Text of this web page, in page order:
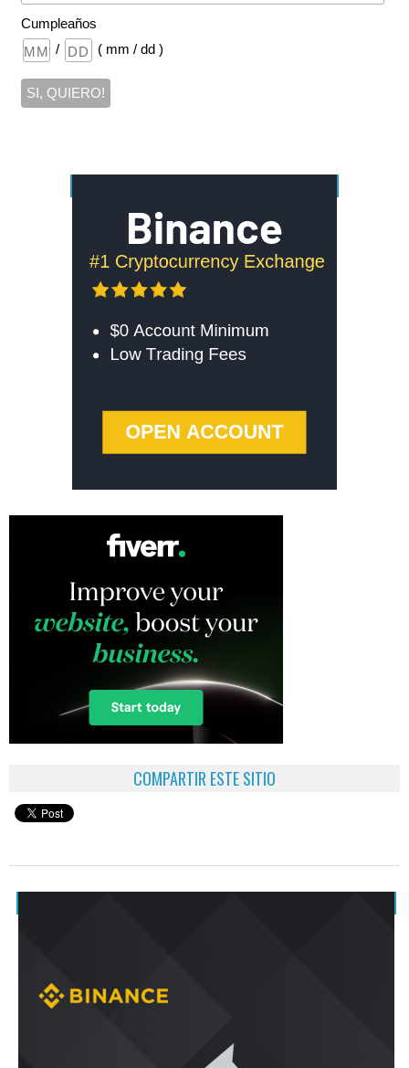
Cumpleaños
/
( mm / dd )
COMPARTIR ESTE SITIO